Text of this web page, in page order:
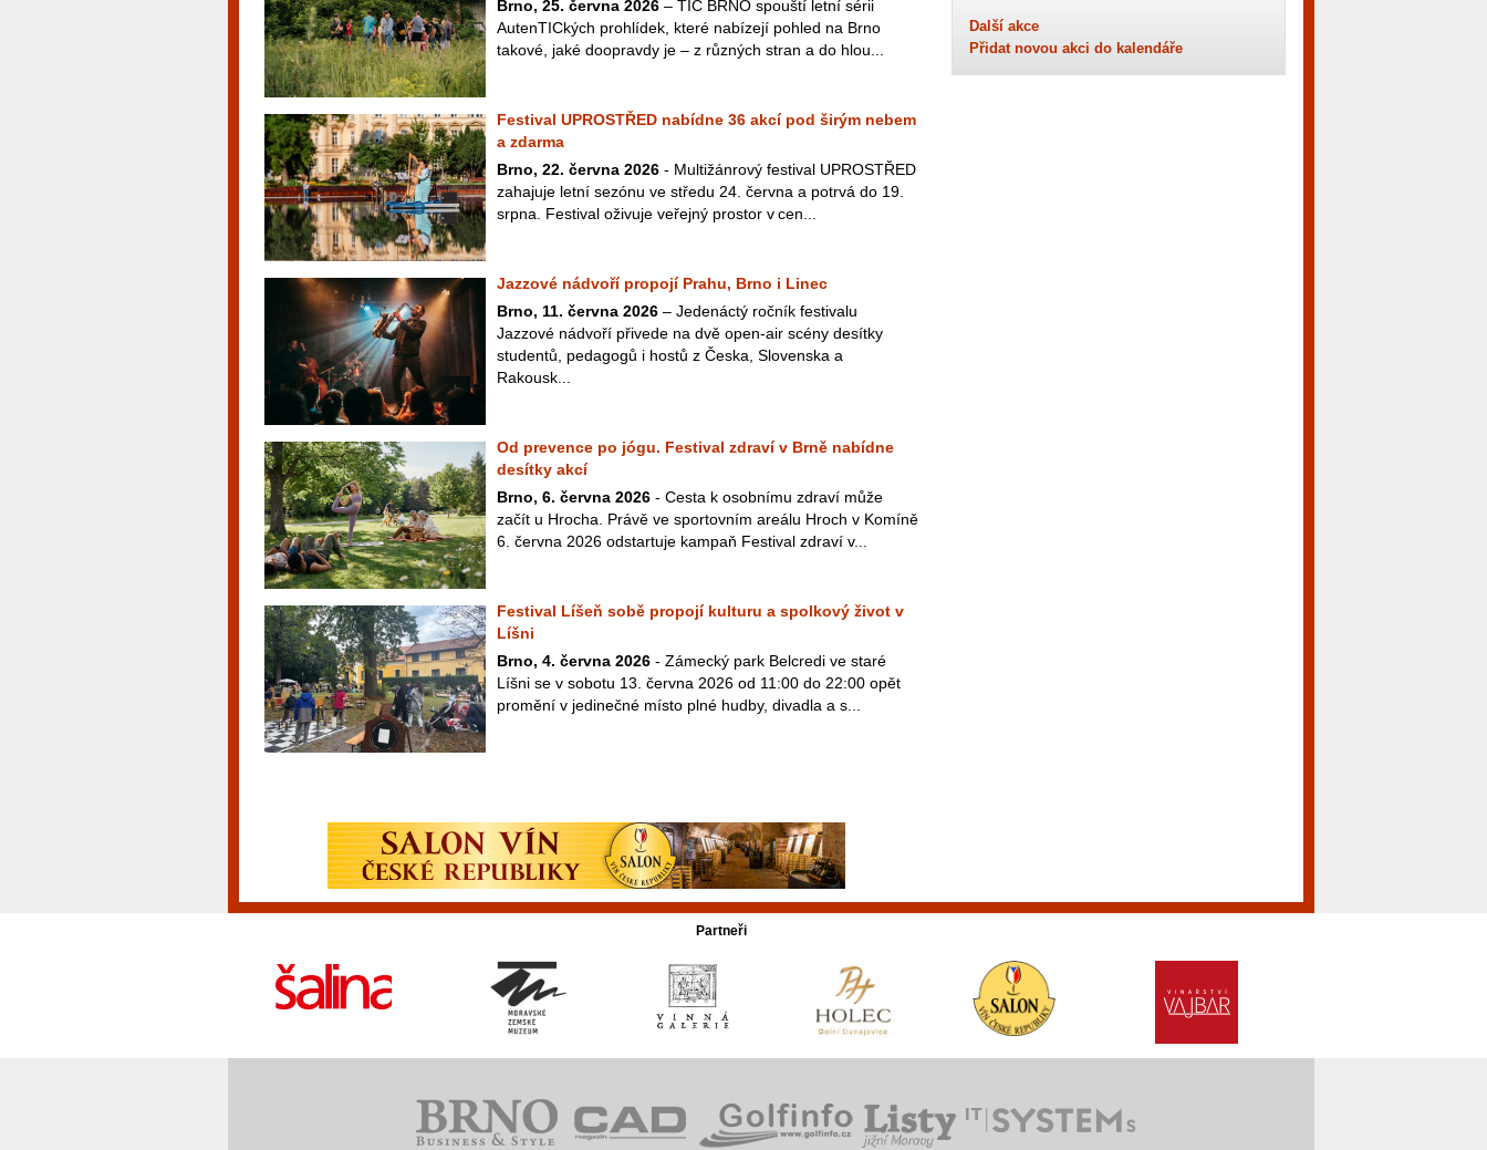
Brno, 25. června 2026 – TIC BRNO spouští letní sérii
AutenTICkých prohlídek, které nabízejí pohled na Brno
takové, jaké doopravdy je – z různých stran a do hlou...
Festival UPROSTŘED nabídne 36 akcí pod širým nebem
a zdarma
Brno, 22. června 2026 - Multižánrový festival UPROSTŘED
zahajuje letní sezónu ve středu 24. června a potrvá do 19.
srpna. Festival oživuje veřejný prostor v cen...
Jazzové nádvoří propojí Prahu, Brno i Linec
Brno, 11. června 2026 – Jedenáctý ročník festivalu
Jazzové nádvoří přivede na dvě open-air scény desítky
studentů, pedagogů i hostů z Česka, Slovenska a
Rakousk...
Od prevence po jógu. Festival zdraví v Brně nabídne
desítky akcí
Brno, 6. června 2026 - Cesta k osobnímu zdraví může
začít u Hrocha. Právě ve sportovním areálu Hroch v Komíně
6. června 2026 odstartuje kampaň Festival zdraví v...
Festival Líšeň sobě propojí kulturu a spolkový život v
Líšni
Brno, 4. června 2026 - Zámecký park Belcredi ve staré
Líšni se v sobotu 13. června 2026 od 11:00 do 22:00 opět
promění v jedinečné místo plné hudby, divadla a s...
Další akce
Přidat novou akci do kalendáře
Partneři